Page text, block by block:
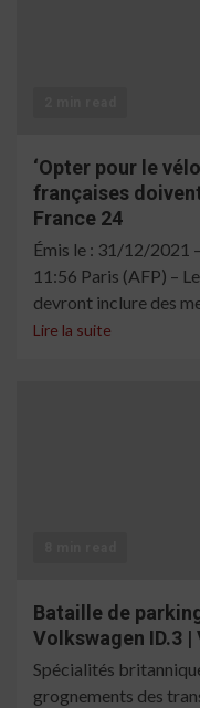
‘Opter pour le
françaises
France 24
Émis le : 31/12/2021
11:56 Paris (AFP) –
devront inclure des
Lire la suite
Bataille de
Volkswagen ID.3
Spécialités
grognements des